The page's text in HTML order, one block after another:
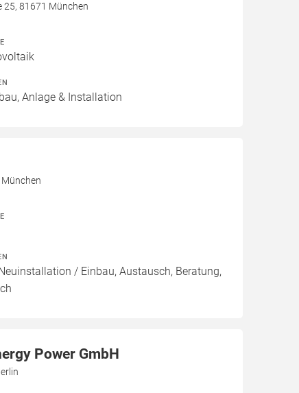
25, 81671 München
Anlage & Installation
/ Einbau, Austausch, Beratung,
Power GmbH